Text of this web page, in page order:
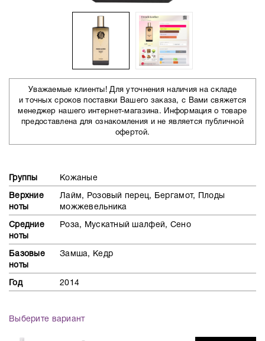
Уважаемые клиенты! Для уточнения наличия на складе
и точных сроков поставки Вашего заказа, с Вами свяжется
менеджер нашего интернет-магазина. Информация о товаре
предоставлена для ознакомления и не является публичной
офертой.
Группы Кожаные
Верхние
ноты
Лайм, Розовый перец, Бергамот, Плоды
можжевельника
Средние
ноты
Роза, Мускатный шалфей, Сено
Базовые
ноты
Замша, Кедр
Год 2014
Выберите вариант